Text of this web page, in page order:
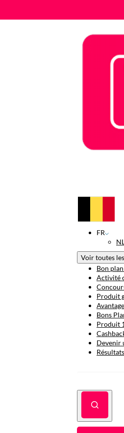
FR
Voir toutes
Bon
Activité
Produit
Bons
Produit
Devenir